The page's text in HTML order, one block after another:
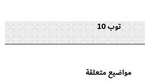
توب 10
مواضيع متعلقة